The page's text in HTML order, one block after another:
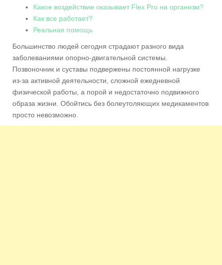
Какое воздействие оказывает Flex Pro на организм?
Как все работает?
Реальная помощь
Большинство людей сегодня страдают разного вида
заболеваниями опорно-двигательной системы.
Позвоночник и суставы подвержены постоянной нагрузке
из-за активной деятельности, сложной ежедневной
физической работы, а порой и недостаточно подвижного
образа жизни. Обойтись без болеутоляющих медикаментов
просто невозможно.